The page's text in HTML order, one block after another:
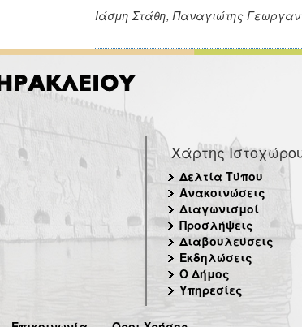
Ιάσμη Στάθη, Παναγιώτης
Χάρτης
Δελτία Τύπου
Ανακοινώσεις
Διαγωνισμοί
Προσλήψεις
Διαβουλεύσεις
Εκδηλώσεις
Ο Δήμος
Υπηρεσίες